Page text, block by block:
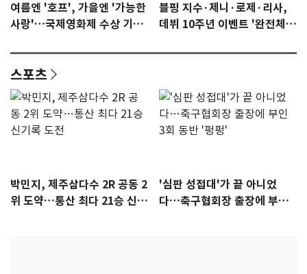
여름엔 '호프', 가을엔 '가능한
사랑'…국제영화제 수상 기대
블핑 지수·제니·로제·리사,
데뷔 10주년 이벤트 '완전체'
스포츠
박민지, 제주삼다수 2R 공동 2
위 도약…통산 최다 21승 신기
'심판 성접대'가 끝 아니었
다…축구협회장 출장에 부인